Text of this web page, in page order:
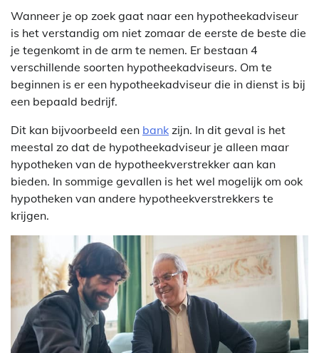
Wanneer je op zoek gaat naar een hypotheekadviseur
is het verstandig om niet zomaar de eerste de beste die
je tegenkomt in de arm te nemen. Er bestaan 4
verschillende soorten hypotheekadviseurs. Om te
beginnen is er een hypotheekadviseur die in dienst is bij
een bepaald bedrijf.
Dit kan bijvoorbeeld een bank zijn. In dit geval is het
meestal zo dat de hypotheekadviseur je alleen maar
hypotheken van de hypotheekverstrekker aan kan
bieden. In sommige gevallen is het wel mogelijk om ook
hypotheken van andere hypotheekverstrekkers te
krijgen.